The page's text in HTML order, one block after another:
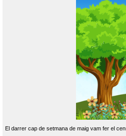
El darrer cap de setmana de maig vam fer el